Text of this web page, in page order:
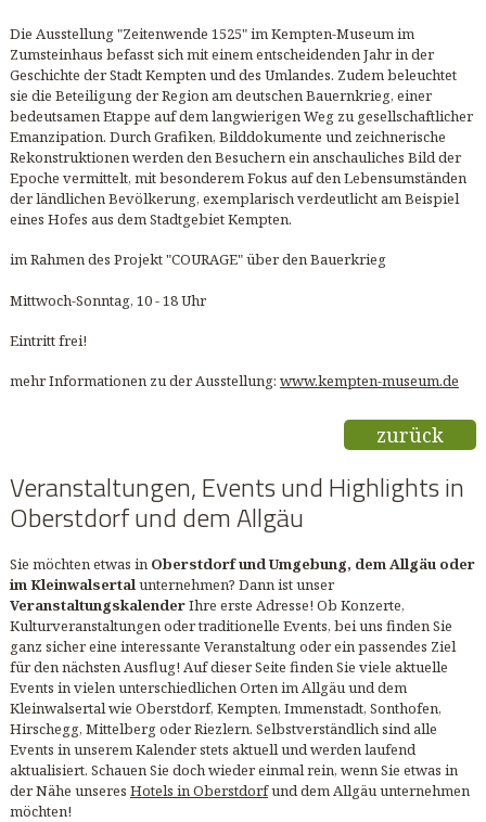
Die Ausstellung "Zeitenwende 1525" im Kempten-Museum im
Zumsteinhaus befasst sich mit einem entscheidenden Jahr in der
Geschichte der Stadt Kempten und des Umlandes. Zudem beleuchtet
sie die Beteiligung der Region am deutschen Bauernkrieg, einer
bedeutsamen Etappe auf dem langwierigen Weg zu gesellschaftlicher
Emanzipation. Durch Grafiken, Bilddokumente und zeichnerische
Rekonstruktionen werden den Besuchern ein anschauliches Bild der
Epoche vermittelt, mit besonderem Fokus auf den Lebensumständen
der ländlichen Bevölkerung, exemplarisch verdeutlicht am Beispiel
eines Hofes aus dem Stadtgebiet Kempten.
im Rahmen des Projekt "COURAGE" über den Bauerkrieg
Mittwoch-Sonntag, 10 - 18 Uhr
Eintritt frei!
mehr Informationen zu der Ausstellung: www.kempten-museum.de
zurück
Veranstaltungen, Events und Highlights in
Oberstdorf und dem Allgäu
Sie möchten etwas in Oberstdorf und Umgebung, dem Allgäu oder
im Kleinwalsertalunternehmen? Dann ist unser
VeranstaltungskalenderIhre erste Adresse! Ob Konzerte,
Kulturveranstaltungen oder traditionelle Events, bei uns finden Sie
ganz sicher eine interessante Veranstaltung oder ein passendes Ziel
für den nächsten Ausflug! Auf dieser Seite finden Sie viele aktuelle
Events in vielen unterschiedlichen Orten im Allgäu und dem
Kleinwalsertal wie Oberstdorf, Kempten, Immenstadt, Sonthofen,
Hirschegg, Mittelberg oder Riezlern. Selbstverständlich sind alle
Events in unserem Kalender stets aktuell und werden laufend
aktualisiert. Schauen Sie doch wieder einmal rein, wenn Sie etwas in
der Nähe unseres Hotels in Oberstdorfund dem Allgäu unternehmen
möchten!